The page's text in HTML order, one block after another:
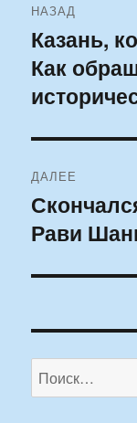
по
записям
НАЗАД
Предыдущая
запись:
Казань,
Как
ДАЛЕЕ
Следующая
запись:
Рави
Искать: